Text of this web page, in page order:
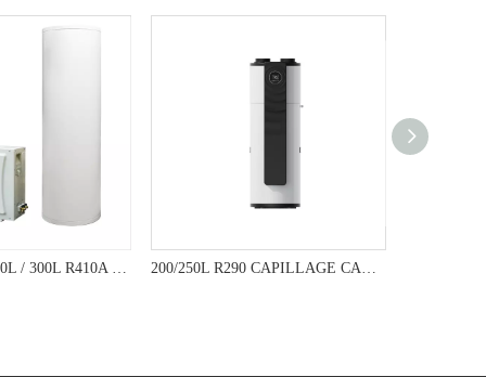
150L / 100L / 200L / 300L R410A Pompe à chaleur à eau chaude domestique avec Smart Control- KFDC Series 200/250L R290 CAPILLAGE CAPILAGE CHAUX DE POMME DE CHALLE POUR LES SOLUTIONS D'EAU HOT DURABLE